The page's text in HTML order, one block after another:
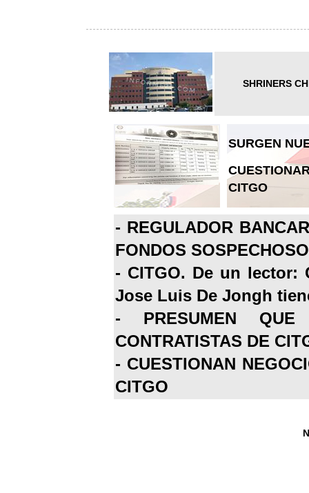
SHRINERS
SURGEN
CITGO
- REGULADOR
FONDOS
- CITGO. De un lector:
Jose Luis De Jongh
- PRESUMEN
CONTRATISTAS DE
- CUESTIONAN
CITGO